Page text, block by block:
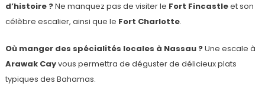
d’histoire ?Ne manquez pas de visiter le Fort Fincastleet son
célèbre escalier, ainsi que le Fort Charlotte.
Où manger des spécialités locales à Nassau ?Une escale à
Arawak Cayvous permettra de déguster de délicieux plats
typiques des Bahamas.